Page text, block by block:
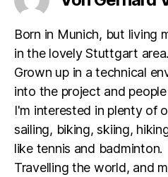
Born in Munich, but living
in the lovely Stuttgart area.
Grown up in a technical
into the project and
I'm interested in plenty of
sailing, biking, skiing,
like tennis and badminton.
Travelling the world, and